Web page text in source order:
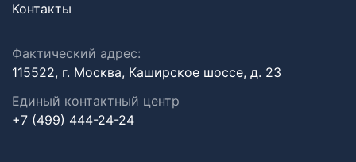
Контакты
Фактический адрес:
115522, г. Москва, Каширское шоссе, д. 23
Единый контактный центр
+7 (499) 444-24-24